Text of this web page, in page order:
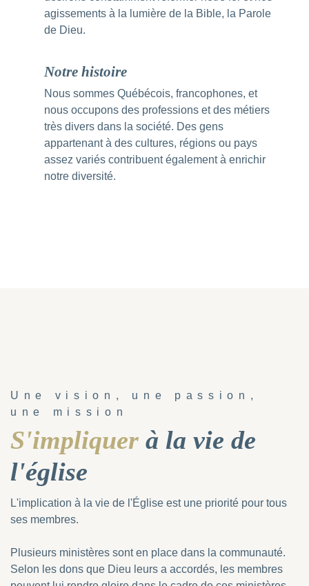
agissements à la lumière de la Bible, la Parole
de Dieu.
Notre histoire
Nous sommes Québécois, francophones, et
nous occupons des professions et des métiers
très divers dans la société. Des gens
appartenant à des cultures, régions ou pays
assez variés contribuent également à enrichir
notre diversité.
Une vision, une passion,
une mission
S'impliquer à la vie de
l'église
L'implication à la vie de l'Église est une priorité pour tous
ses membres.
Plusieurs ministères sont en place dans la communauté.
Selon les dons que Dieu leurs a accordés, les membres